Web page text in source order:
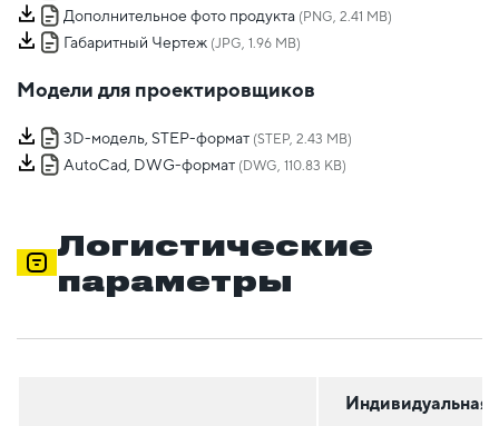
Дополнительное фото продукта (PNG, 2.41 MB)
Габаритный Чертеж (JPG, 1.96 MB)
Модели для проектировщиков
3D-модель, STEP-формат (STEP, 2.43 MB)
AutoCad, DWG-формат (DWG, 110.83 KB)
Логистические
параметры
Индивидуальная